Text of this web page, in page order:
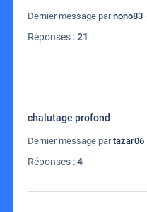
Dernier message parnono83
Réponses :21
chalutage profond
Dernier message partazar06
Réponses :4